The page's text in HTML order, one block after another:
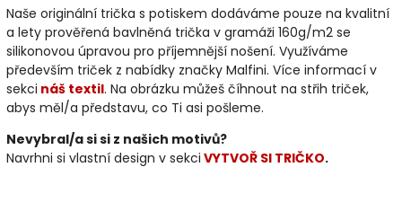
Naše originální trička s potiskem dodáváme pouze na kvalitní
a lety prověřená bavlněná trička v gramáži 160g/m2 se
silikonovou úpravou pro příjemnější nošení. Využíváme
především triček z nabídky značky Malfini. Více informací v
sekci náš textil. Na obrázku můžeš číhnout na střih triček,
abys měl/a představu, co Ti asi pošleme.
Nevybral/a si si z našich motivů?
Navrhni si vlastní design v sekci VYTVOŘ SI TRIČKO.